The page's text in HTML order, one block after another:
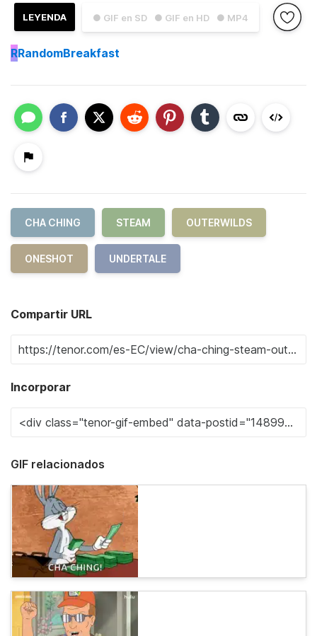
● GIF en SD ● GIF en HD ● MP4
LEYENDA
RRandomBreakfast
CHA CHING STEAM OUTERWILDS
ONESHOT UNDERTALE
Compartir URL
Incorporar
GIF relacionados